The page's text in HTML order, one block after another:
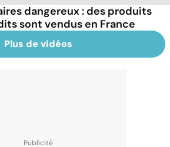
dangereux : des produits
sont vendus en France
Plus de vidéos